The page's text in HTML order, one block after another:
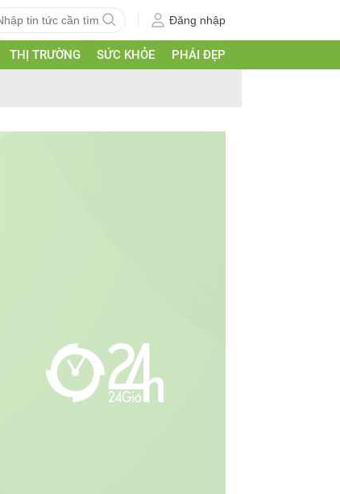
Đăng nhập
THỊ TRƯỜNG SỨC KHỎE PHÁI ĐẸP